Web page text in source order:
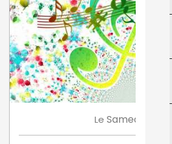
Le Samedi